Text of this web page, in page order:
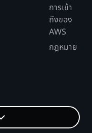
การเข้า
ถึงของ
AWS
กฎหมาย